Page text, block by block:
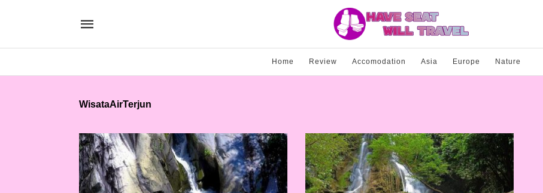
Home Review Accomodation Asia Europe Nature
WisataAirTerjun